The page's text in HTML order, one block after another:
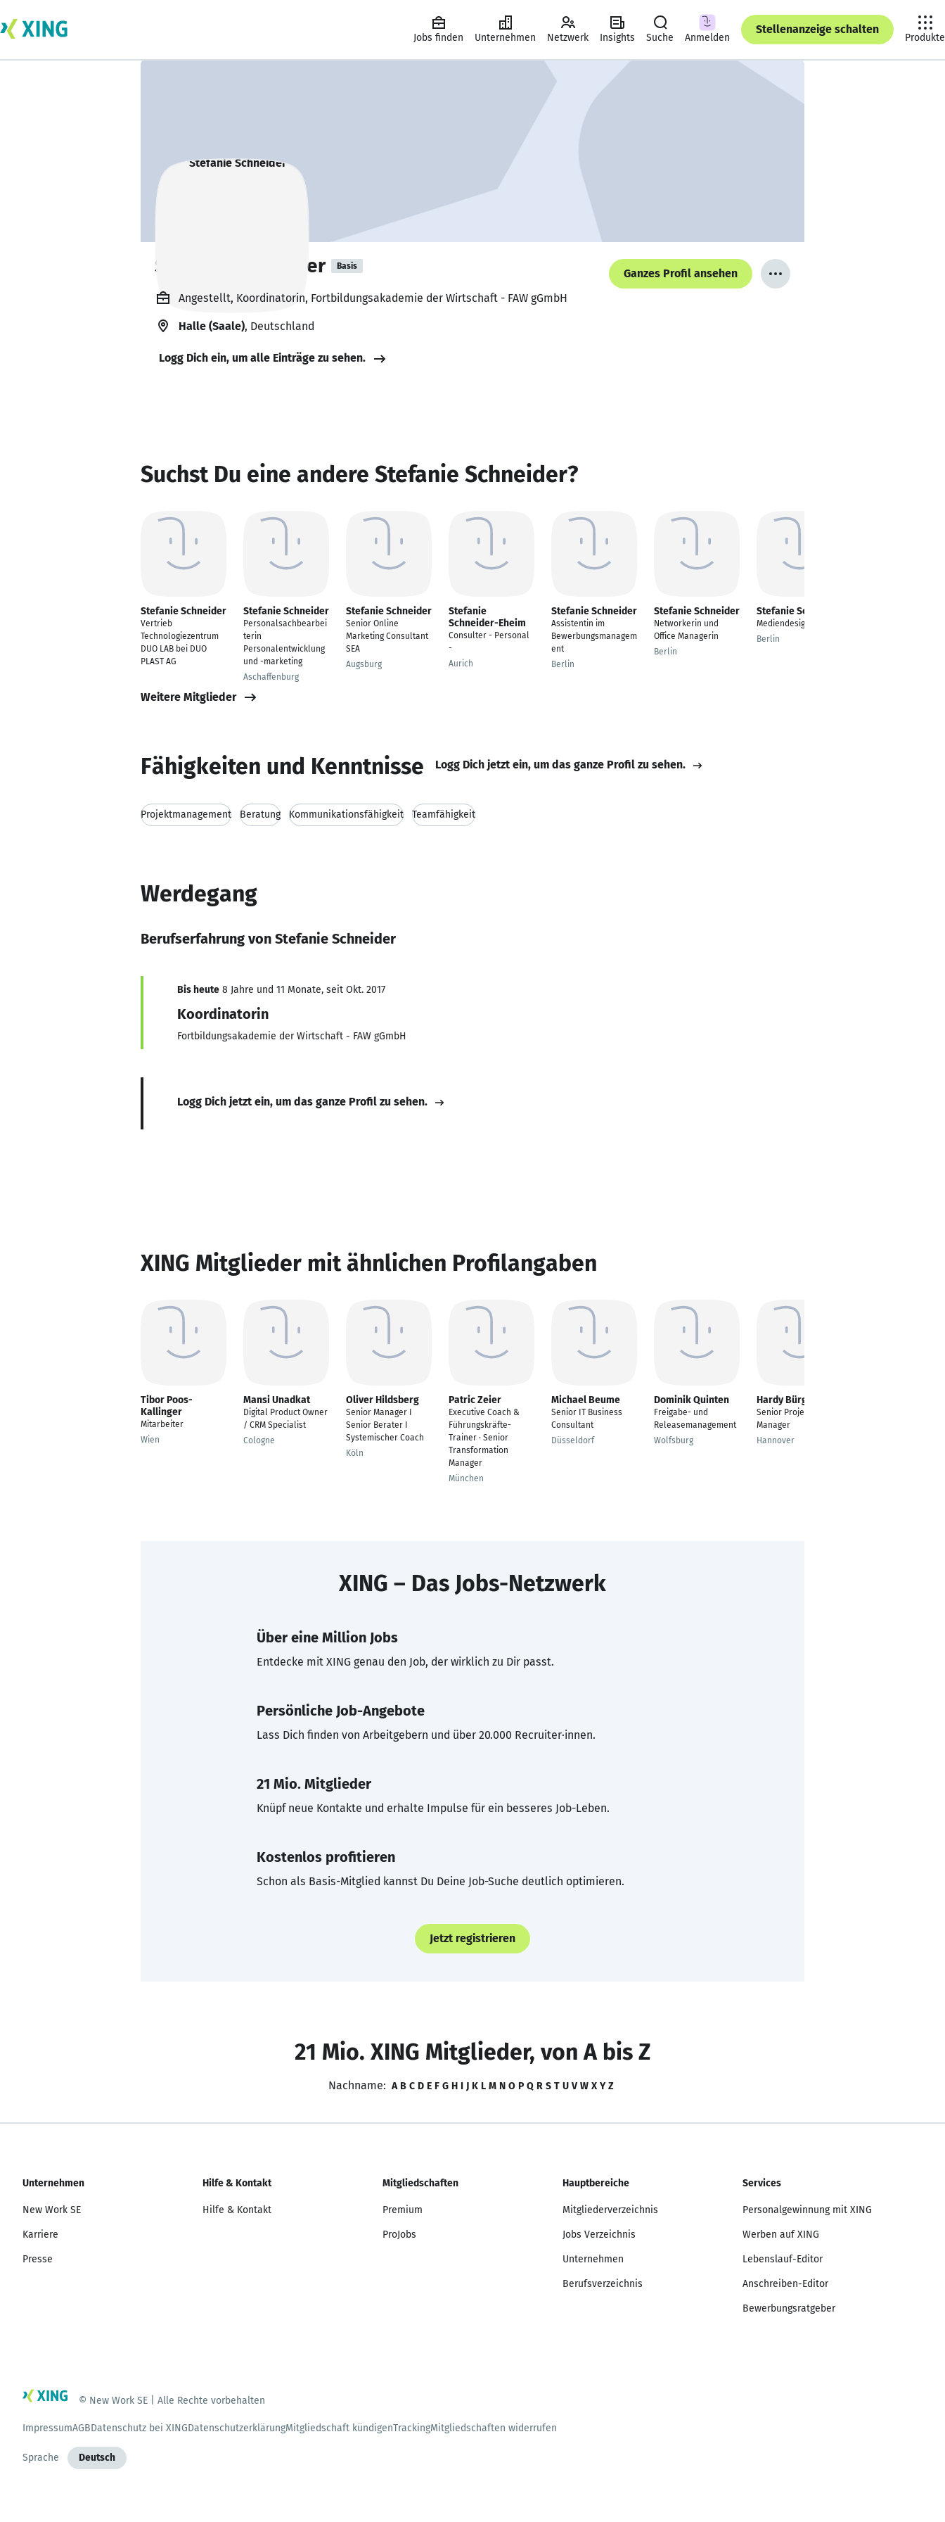
Jobs finden Unternehmen Netzwerk Insights Suche Anmelden
Stellenanzeige schalten
Produkte
Stefanie Schneider Basis
Ganzes Profil ansehen
Angestellt, Koordinatorin, Fortbildungsakademie der Wirtschaft - FAW gGmbH
Halle (Saale), Deutschland
Logg Dich ein, um alle Einträge zu sehen.
Suchst Du eine andere Stefanie Schneider?
Stefanie Schneider
Vertrieb
Technologiezentrum
DUO LAB bei DUO
PLAST AG
Stefanie Schneider
Personalsachbearbei
terin
Personalentwicklung
und -marketing
Aschaffenburg
Stefanie Schneider
Senior Online
Marketing Consultant
SEA
Augsburg
Stefanie
Schneider-Eheim
Consulter - Personal
-
Aurich
Stefanie Schneider
Assistentin im
Bewerbungsmanagem
ent
Berlin
Stefanie Schneider
Networkerin und
Office Managerin
Berlin
Stefanie Schneider
Mediendesignerin
Berlin
Weitere Mitglieder
Fähigkeiten und Kenntnisse Logg Dich jetzt ein, um das ganze Profil zu sehen.
Projektmanagement Beratung Kommunikationsfähigkeit Teamfähigkeit
Werdegang
Berufserfahrung von Stefanie Schneider
Bis heute 8 Jahre und 11 Monate, seit Okt. 2017
Koordinatorin
Fortbildungsakademie der Wirtschaft - FAW gGmbH
Logg Dich jetzt ein, um das ganze Profil zu sehen.
XING Mitglieder mit ähnlichen Profilangaben
Tibor Poos-
Kallinger
Mitarbeiter
Wien
Mansi Unadkat
Digital Product Owner
/ CRM Specialist
Cologne
Oliver Hildsberg
Senior Manager I
Senior Berater I
Systemischer Coach
Köln
Patric Zeier
Executive Coach &
Führungskräfte-
Trainer · Senior
Transformation
Manager
München
Michael Beume
Senior IT Business
Consultant
Düsseldorf
Dominik Quinten
Freigabe- und
Releasemanagement
Wolfsburg
Hardy Bürger
Senior Project
Manager
Hannover
XING – Das Jobs-Netzwerk
Über eine Million Jobs
Entdecke mit XING genau den Job, der wirklich zu Dir passt.
Persönliche Job-Angebote
Lass Dich finden von Arbeitgebern und über 20.000 Recruiter·innen.
21 Mio. Mitglieder
Knüpf neue Kontakte und erhalte Impulse für ein besseres Job-Leben.
Kostenlos profitieren
Schon als Basis-Mitglied kannst Du Deine Job-Suche deutlich optimieren.
Jetzt registrieren
21 Mio. XING Mitglieder, von A bis Z
Nachname: A B C D E F G H I J K L M N O P Q R S T U V W X Y Z
Unternehmen
New Work SE
Karriere
Presse
Hilfe & Kontakt
Hilfe & Kontakt
Mitgliedschaften
Premium
ProJobs
Hauptbereiche
Mitgliederverzeichnis
Jobs Verzeichnis
Unternehmen
Berufsverzeichnis
Services
Personalgewinnung mit XING
Werben auf XING
Lebenslauf-Editor
Anschreiben-Editor
Bewerbungsratgeber
© New Work SE | Alle Rechte vorbehalten
ImpressumAGBDatenschutz bei XINGDatenschutzerklärungMitgliedschaft kündigenTrackingMitgliedschaften widerrufen
Sprache Deutsch